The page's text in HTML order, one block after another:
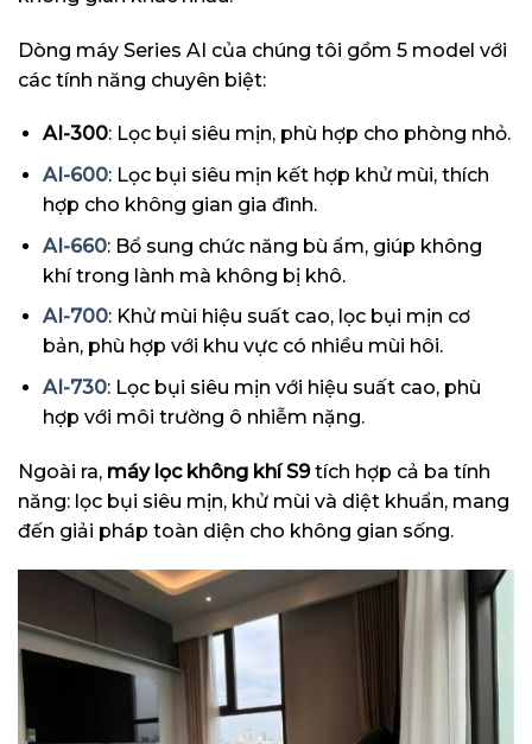
Dòng máy Series AI của chúng tôi gồm 5 model với
các tính năng chuyên biệt:
AI-300: Lọc bụi siêu mịn, phù hợp cho phòng nhỏ.
AI-600: Lọc bụi siêu mịn kết hợp khử mùi, thích
hợp cho không gian gia đình.
AI-660: Bổ sung chức năng bù ẩm, giúp không
khí trong lành mà không bị khô.
AI-700: Khử mùi hiệu suất cao, lọc bụi mịn cơ
bản, phù hợp với khu vực có nhiều mùi hôi.
AI-730: Lọc bụi siêu mịn với hiệu suất cao, phù
hợp với môi trường ô nhiễm nặng.
Ngoài ra, máy lọc không khí S9tích hợp cả ba tính
năng: lọc bụi siêu mịn, khử mùi và diệt khuẩn, mang
đến giải pháp toàn diện cho không gian sống.